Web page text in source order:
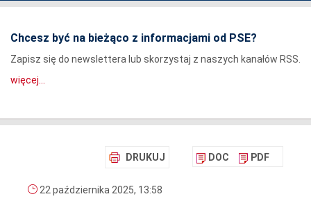
Chcesz być na bieżąco z informacjami od PSE?
Zapisz się do newslettera lub skorzystaj z naszych kanałów RSS.
więcej...
DRUKUJ DOC PDF
22 października 2025, 13:58